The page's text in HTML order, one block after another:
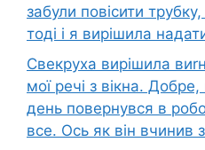
забули повісити
тоді і я вирішила
Свекруха вирішила
мої речі з вікна.
день повернувся в
все. Ось як він вчинив